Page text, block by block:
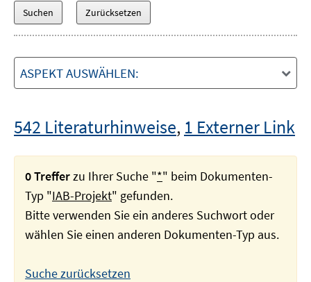
ASPEKT AUSWÄHLEN:
542 Literaturhinweise, 1 Externer Link
0 Trefferzu Ihrer Suche "*" beim Dokumenten-
Typ "IAB-Projekt" gefunden.
Bitte verwenden Sie ein anderes Suchwort oder
wählen Sie einen anderen Dokumenten-Typ aus.
Suche zurücksetzen